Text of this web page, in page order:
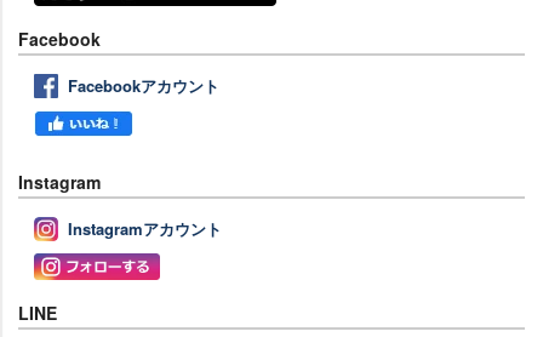
Facebook
Facebookアカウント
Instagram
Instagramアカウント
LINE